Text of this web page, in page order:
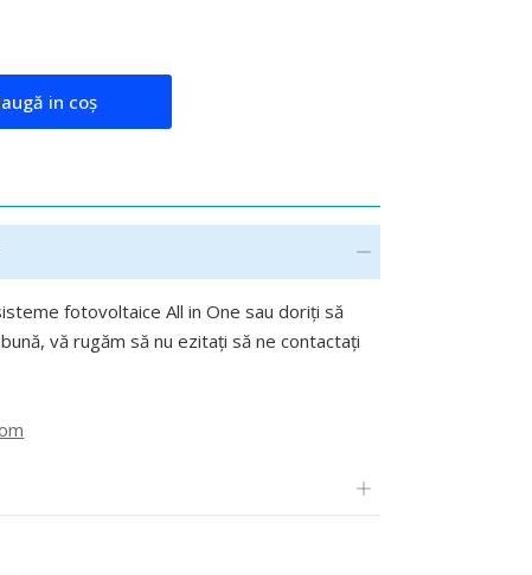
in coş
fotovoltaice All in One sau doriți să
vă rugăm să nu ezitați să ne contactați